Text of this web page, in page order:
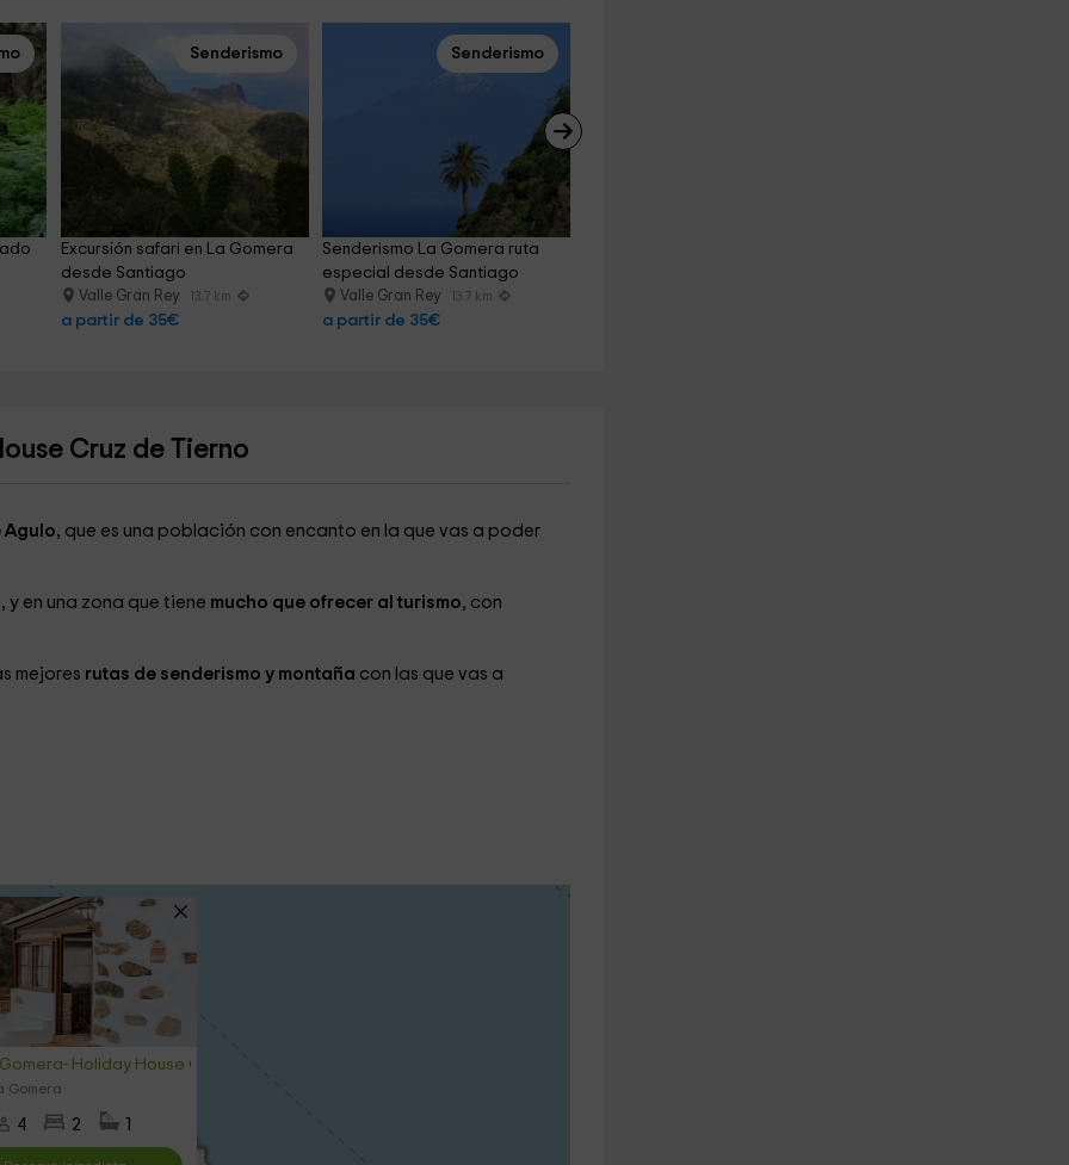
Senderismo
Excursión safari en La Gomera
desde Santiago
Valle Gran Rey 13.7 km
a partir de 35€
Senderismo
Senderismo La Gomera ruta
especial desde Santiago
Valle Gran Rey 13.7 km
a partir de 35€
Cruz de Tierno
Agulo, que es una población con encanto en la que vas a poder
en una zona que tiene mucho que ofrecer al turismo, con
mejores rutas de senderismo y montaña con las que vas a
Holiday House Cruz de Tierno
Gomera
4 2